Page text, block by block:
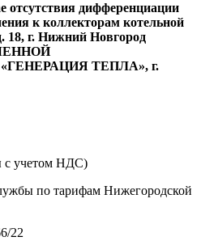
отсутствия дифференциации
к коллекторам котельной
18, г. Нижний Новгород
ТЕПЛА», г.
с учетом НДС)
по тарифам Нижегородской
22